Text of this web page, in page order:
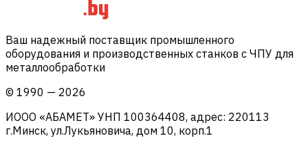
Ваш надежный поставщик промышленного
оборудования и производственных станков с ЧПУ для
металлообработки
© 1990 — 2026
ИООО «АБАМЕТ» УНП 100364408, адрес: 220113
г.Минск, ул.Лукьяновича, дом 10, корп.1